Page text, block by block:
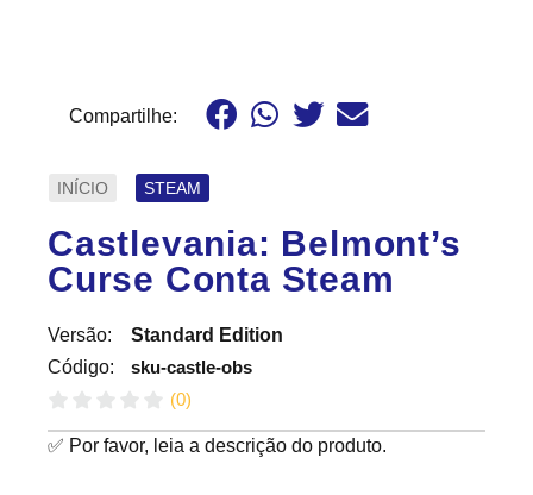
Compartilhe:
INÍCIO STEAM
Castlevania: Belmont’s
Curse Conta Steam
Versão:
Código:
Standard Edition
sku-castle-obs
(0)
✅ Por favor, leia a descrição do produto.